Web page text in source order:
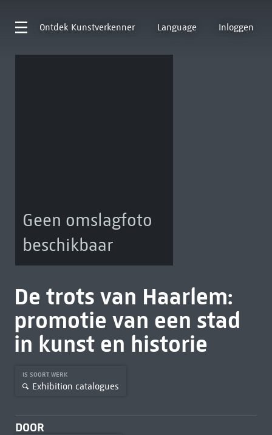
Ontdek Kunstverkenner Language Inloggen
Geen omslagfoto
beschikbaar
De trots van Haarlem:
promotie van een stad
in kunst en historie
IS SOORT WERK
Exhibition catalogues
DOOR